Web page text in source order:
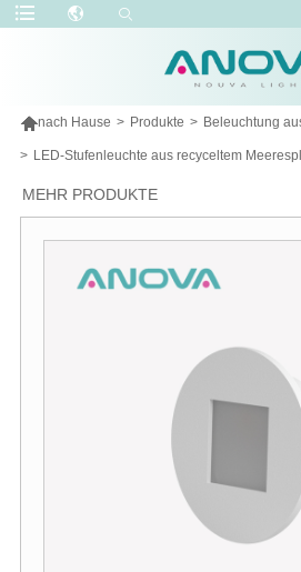
nach Hause > Produkte > Beleuchtung
> LED-Stufenleuchte aus recyceltem
MEHR PRODUKTE